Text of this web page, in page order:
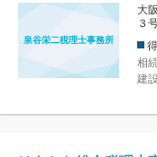
泉谷栄二税理士事務所
大
３
相
建